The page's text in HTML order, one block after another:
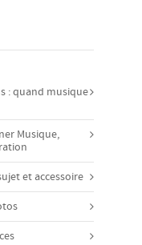
: quand musique
Musique,
et accessoire